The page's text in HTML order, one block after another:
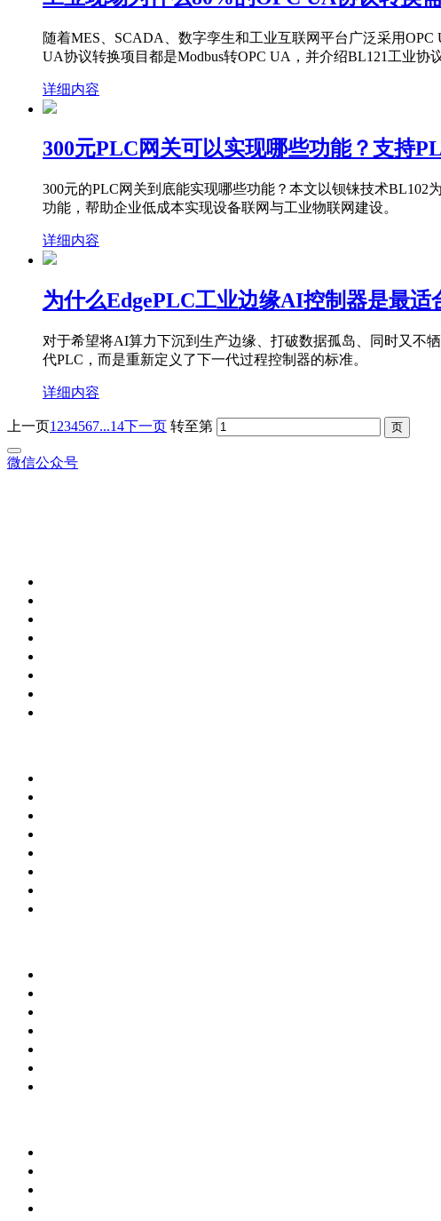
随着MES、SCADA、数字孪生和工业互联网平台广泛采用
UA协议转换项目都是Modbus转OPC UA，并介绍BL121工业协
详细内容
300元PLC网关可以实现哪些功能？支持
300元的PLC网关到底能实现哪些功能？本文以钡铼技术
功能，帮助企业低成本实现设备联网与工业物联网建设。
详细内容
为什么EdgePLC工业边缘AI控制器是最适
对于希望将AI算力下沉到生产边缘、打破数据孤岛、同时又不
代PLC，而是重新定义了下一代过程控制器的标准。
详细内容
上一页1 234567...14下一页 转至第
微信公众号